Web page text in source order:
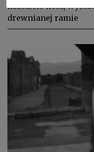
kształcie koła,
drewnianej ramie